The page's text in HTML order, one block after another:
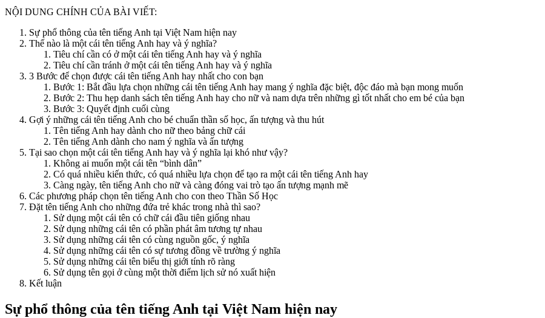
NỘI DUNG CHÍNH CỦA BÀI VIẾT:
Sự phổ thông của tên tiếng Anh tại Việt Nam hiện nay
Thế nào là một cái tên tiếng Anh hay và ý nghĩa?
Tiêu chí cần có ở một cái tên tiếng Anh hay và ý nghĩa
Tiêu chí cần tránh ở một cái tên tiếng Anh hay và ý nghĩa
3 Bước để chọn được cái tên tiếng Anh hay nhất cho con bạn
Bước 1: Bắt đầu lựa chọn những cái tên tiếng Anh hay mang ý nghĩa đặc biệt, độc đáo mà bạn mong muốn
Bước 2: Thu hẹp danh sách tên tiếng Anh hay cho nữ và nam dựa trên những gì tốt nhất cho em bé của bạn
Bước 3: Quyết định cuối cùng
Gợi ý những cái tên tiếng Anh cho bé chuẩn thần số học, ấn tượng và thu hút
Tên tiếng Anh hay dành cho nữ theo bảng chữ cái
Tên tiếng Anh dành cho nam ý nghĩa và ấn tượng
Tại sao chọn một cái tên tiếng Anh hay và ý nghĩa lại khó như vậy?
Không ai muốn một cái tên “bình dân”
Có quá nhiều kiến thức, có quá nhiều lựa chọn để tạo ra một cái tên tiếng Anh hay
Càng ngày, tên tiếng Anh cho nữ và càng đóng vai trò tạo ấn tượng mạnh mẽ
Các phương pháp chọn tên tiếng Anh cho con theo Thần Số Học
Đặt tên tiếng Anh cho những đứa trẻ khác trong nhà thì sao?
Sử dụng một cái tên có chữ cái đầu tiên giống nhau
Sử dụng những cái tên có phần phát âm tương tự nhau
Sử dụng những cái tên có cùng nguồn gốc, ý nghĩa
Sử dụng những cái tên có sự tương đồng về trường ý nghĩa
Sử dụng những cái tên biểu thị giới tính rõ ràng
Sử dụng tên gọi ở cùng một thời điểm lịch sử nó xuất hiện
Kết luận
Sự phổ thông của tên tiếng Anh tại Việt Nam hiện nay